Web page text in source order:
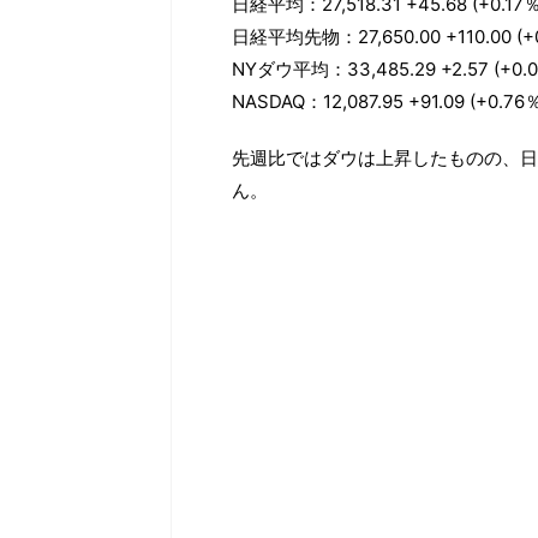
日経平均先物：27,650.00 +110.00
NYダウ平均：33,485.29 +2.57
NASDAQ：12,087.95 +91.09 (+0.76
先週比ではダウは上昇したものの、
ん。